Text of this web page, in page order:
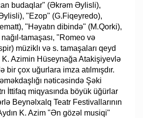
budaqlar" (Əkrəm Əylisli),
"Ezop" (G.Fiqeyredo),
"Həyatın dibində" (M.Qorki),
tamaşası, "Romeo və
müziklı və s. tamaşaları qeyd
K. Azimin Hüseynağa Atakişiyevlə
bir çox uğurlara imza atılmışdır.
nəticəsində Şəki
İttifaq miqyasında böyük üğürlar
Beynəlxalq Teatr Festivallarının
K. Azim "Ən gözəl musiqi"